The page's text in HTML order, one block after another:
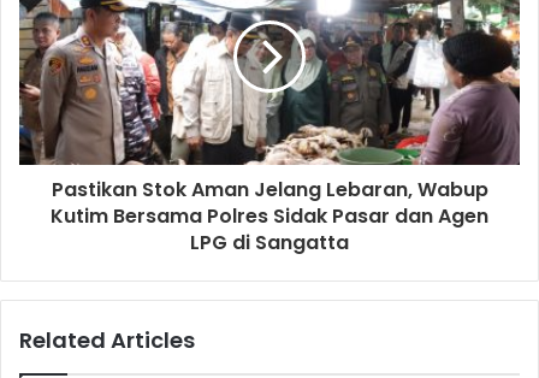
Pastikan Stok Aman Jelang Lebaran, Wabup
Kutim Bersama Polres Sidak Pasar dan Agen
LPG di Sangatta
Related Articles